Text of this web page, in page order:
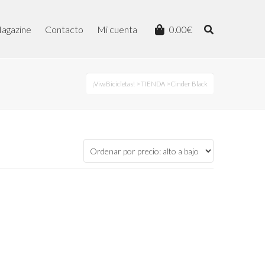
0.00€
Contacto Mi cuenta
¡VivaBicicletas! >TIENDA > Cinder Black